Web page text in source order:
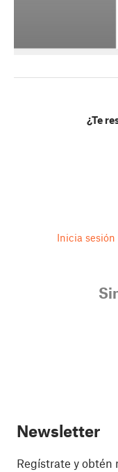
¿Te
Inicia sesión
Newsletter
Regístrate y obtén